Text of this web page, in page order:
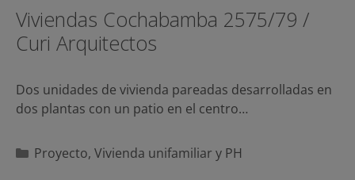
Viviendas Cochabamba 2575/79 /
Curi Arquitectos
Dos unidades de vivienda pareadas desarrolladas en
dos plantas con un patio en el centro…
Categorías
Proyecto, Vivienda unifamiliar y PH